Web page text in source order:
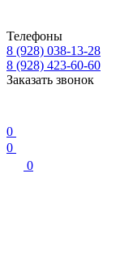
Телефоны
8 (928) 038-13-28
8 (928) 423-60-60
Заказать звонок
0
0
0